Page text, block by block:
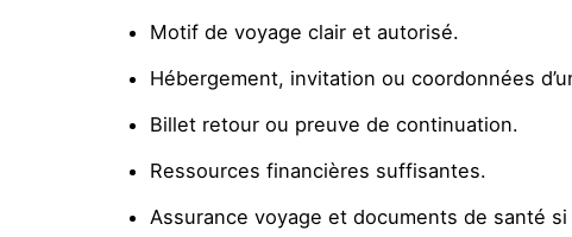
Motif de voyage clair et autorisé.
Hébergement, invitation ou coordonnées
Billet retour ou preuve de continuation.
Ressources financières suffisantes.
Assurance voyage et documents de santé si